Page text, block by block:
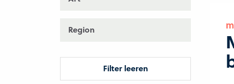
Region
Filter leeren